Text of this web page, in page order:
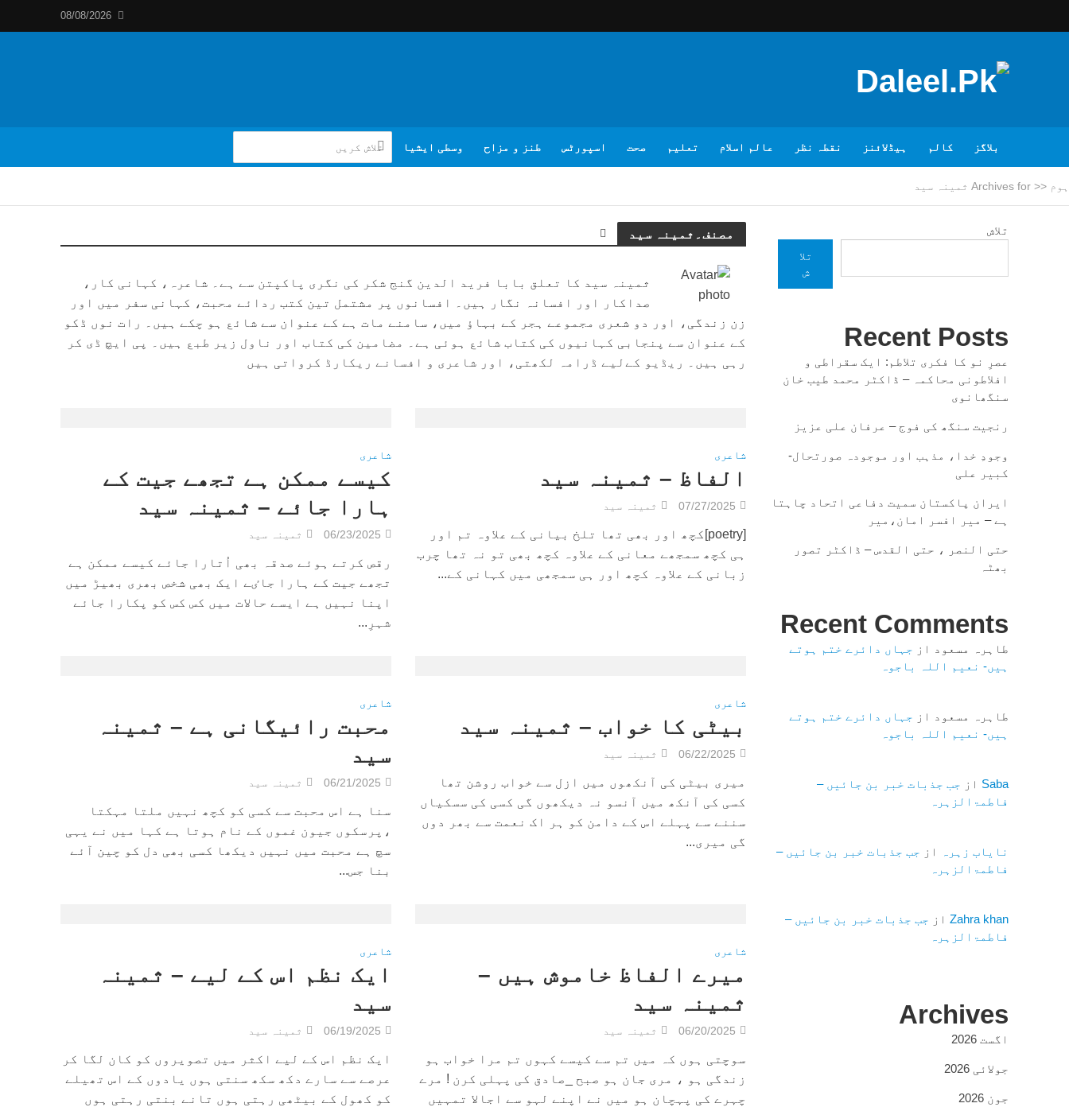
08/08/2026
بلاگز کالم ہیڈلائنز نقطہ نظر عالم اسلام تعلیم صحت اسپورٹس طنز و مزاح وسطی ایشیا
ہوم << Archives for ثمینہ سید
مصنف۔ثمینہ سید
ثمینہ سید کا تعلق بابا فرید الدین گنج شکر کی نگری پاکپتن سے ہے۔ شاعرہ، کہانی کار،
صداکار اور افسانہ نگار ہیں۔ افسانوں پر مشتمل تین کتب ردائے محبت، کہانی سفر میں اور
زن زندگی، اور دو شعری مجموعے ہجر کے بہاؤ میں، سامنے مات ہے کے عنوان سے شائع ہو چکے ہیں۔ رات نوں ڈکو
کے عنوان سے پنجابی کہانیوں کی کتاب شائع ہوئی ہے۔ مضامین کی کتاب اور ناول زیر طبع ہیں۔ پی ایچ ڈی کر
رہی ہیں۔ ریڈیو کےلیے ڈرامہ لکھتی، اور شاعری و افسانے ریکارڈ کرواتی ہیں
شاعری
الفاظ – ثمینہ سید
07/27/2025 ثمینہ سید
[poetry]کچھ اور بھی تھا تلخ بیانی کے علاوہ تم اور
ہی کچھ سمجھے معانی کے علاوہ کچھ بھی تو نہ تھا چرب
زبانی کے علاوہ کچھ اور ہی سمجھی میں کہانی کے...
شاعری
کیسے ممکن ہے تجھے جیت کے
ہارا جائے – ثمینہ سید
06/23/2025 ثمینہ سید
رقص کرتے ہوئے صدقہ بھی اُتارا جائے کیسے ممکن ہے
تجھے جیت کے ہارا جاٸے ایک بھی شخص بھری بھیڑ میں
اپنا نہیں ہے ایسے حالات میں کس کس کو پکارا جائے
شہرِ...
شاعری
بیٹی کا خواب – ثمینہ سید
06/22/2025 ثمینہ سید
میری بیٹی کی آنکھوں میں ازل سے خواب روشن تھا
کسی کی آنکھ میں آنسو نہ دیکھوں گی کسی کی سسکیاں
سننے سے پہلے اس کے دامن کو ہر اک نعمت سے بھر دوں
گی میری...
شاعری
محبت رائیگانی ہے – ثمینہ
سید
06/21/2025 ثمینہ سید
سنا ہے اس محبت سے کسی کو کچھ نہیں ملتا مہکتا
،پرسکوں جیون غموں کے نام ہوتا ہے کہا میں نے یہی
سچ ہے محبت میں نہیں دیکھا کسی بھی دل کو چین آئے
بنا جس...
شاعری
میرے الفاظ خاموش ہیں –
ثمینہ سید
06/20/2025 ثمینہ سید
سوچتی ہوں کہ میں تم سے کیسے کہوں تم مرا خواب ہو
زندگی ہو ، مری جان ہو صبح _صادق کی پہلی کرن ! مرے
چہرے کی پہچان ہو میں نے اپنے لہو سے اجالا تمہیں
شاعری
ایک نظم اس کے لیے – ثمینہ
سید
06/19/2025 ثمینہ سید
ایک نظم اس کے لیے اکثر میں تصویروں کو کان لگا کر
عرصے سے سارے دکھ سکھ سنتی ہوں یادوں کے اس تھیلے
کو کھول کے بیٹھی رہتی ہوں تانے بنتی رہتی ہوں
تلاش
تلا
ش
Recent Posts
عصرِ نو کا فکری تلاطم: ایک سقراطی و
افلاطونی محاکمہ – ڈاکٹر محمد طیب خان
سنگھانوی
رنجیت سنگھ کی فوج – عرفان علی عزیز
وجودِ خدا، مذہب اور موجودہ صورتحال-
کبیر علی
ایران پاکستان سمیت دفاعی اتحاد چاہتا
ہے – میر افسر امان،میر
حتی النصر ، حتی القدس – ڈاکٹر تصور
بھٹہ
Recent Comments
طاہرہ مسعود از جہاں دائرے ختم ہوتے
ہیں- نعیم اللہ باجوہ
طاہرہ مسعود از جہاں دائرے ختم ہوتے
ہیں- نعیم اللہ باجوہ
Saba از جب جذبات خبر بن جائیں –
فاطمۃالزہرہ
نایاب زہرہ از جب جذبات خبر بن جائیں –
فاطمۃالزہرہ
Zahra khanاز جب جذبات خبر بن جائیں –
فاطمۃالزہرہ
Archives
اگست 2026
جولائی 2026
جون 2026